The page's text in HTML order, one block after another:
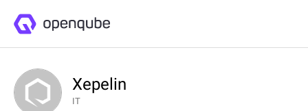
Xepelin
IT